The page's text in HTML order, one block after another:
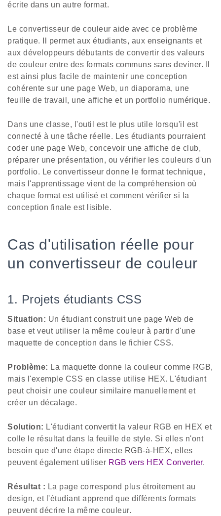
écrite dans un autre format.
Le convertisseur de couleur aide avec ce problème
pratique. Il permet aux étudiants, aux enseignants et
aux développeurs débutants de convertir des valeurs
de couleur entre des formats communs sans deviner. Il
est ainsi plus facile de maintenir une conception
cohérente sur une page Web, un diaporama, une
feuille de travail, une affiche et un portfolio numérique.
Dans une classe, l'outil est le plus utile lorsqu'il est
connecté à une tâche réelle. Les étudiants pourraient
coder une page Web, concevoir une affiche de club,
préparer une présentation, ou vérifier les couleurs d'un
portfolio. Le convertisseur donne le format technique,
mais l'apprentissage vient de la compréhension où
chaque format est utilisé et comment vérifier si la
conception finale est lisible.
Cas d'utilisation réelle pour
un convertisseur de couleur
1. Projets étudiants CSS
Situation: Un étudiant construit une page Web de
base et veut utiliser la même couleur à partir d'une
maquette de conception dans le fichier CSS.
Problème: La maquette donne la couleur comme RGB,
mais l'exemple CSS en classe utilise HEX. L'étudiant
peut choisir une couleur similaire manuellement et
créer un décalage.
Solution: L'étudiant convertit la valeur RGB en HEX et
colle le résultat dans la feuille de style. Si elles n'ont
besoin que d'une étape directe RGB-à-HEX, elles
peuvent également utiliser RGB vers HEX Converter.
Résultat : La page correspond plus étroitement au
design, et l'étudiant apprend que différents formats
peuvent décrire la même couleur.